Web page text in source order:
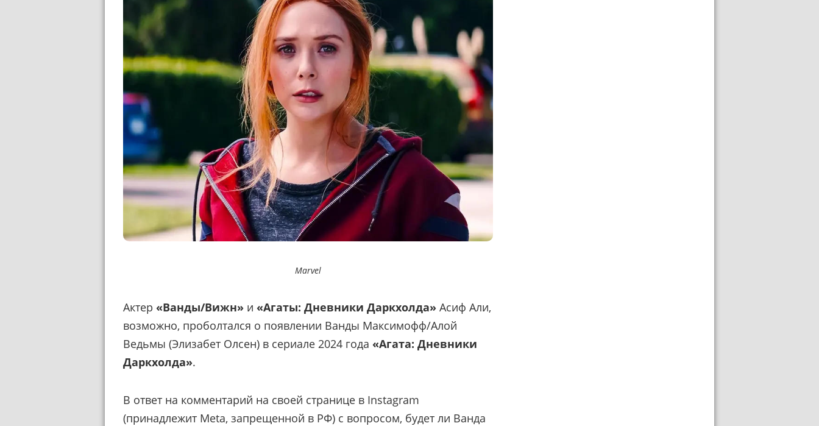
Marvel
Актер «Ванды/Вижн» и «Агаты: Дневники Даркхолда» Асиф Али,
возможно, проболтался о появлении Ванды Максимофф/Алой
Ведьмы (Элизабет Олсен) в сериале 2024 года «Агата: Дневники
Даркхолда».
В ответ на комментарий на своей странице в Instagram
(принадлежит Meta, запрещенной в РФ) с вопросом, будет ли Ванда